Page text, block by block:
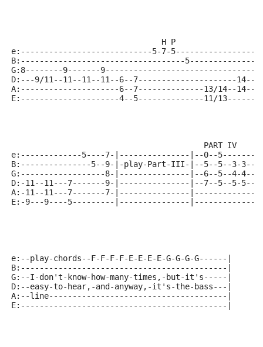
                                H P
e:----------------------------5-7-
B:-----------------------------------
G:8--------9-------
D:---9/11--11--11--11--6--7---------------------14--
A:---------------------6--7--------------13/14--14--
E:---------------------4--5--------------11/13------
                                         PART IV
e:-------------5----7-|---------------|--0--
B:---------------5--9-|-play-Part-III-|--5--5--3-3--
G:------------------8-|---------------|--6--5--4-4--
D:-11--11---7-------9-|---------------|--7--5--5-5--
A:-11--11---7-------7-|---------------
E:-9---9----5---------|---------------
e:--play-chords--F-F-F-F-E-E-E-E-G-G-G-G------|
B:--------------------------------------------|
G:--I-don't-know-how-many-times,-but-it's-----|
D:--easy-to-hear,-and-anyway,-it's-the-bass---|
A:--line--------------------------------------|
E:--------------------------------------------|